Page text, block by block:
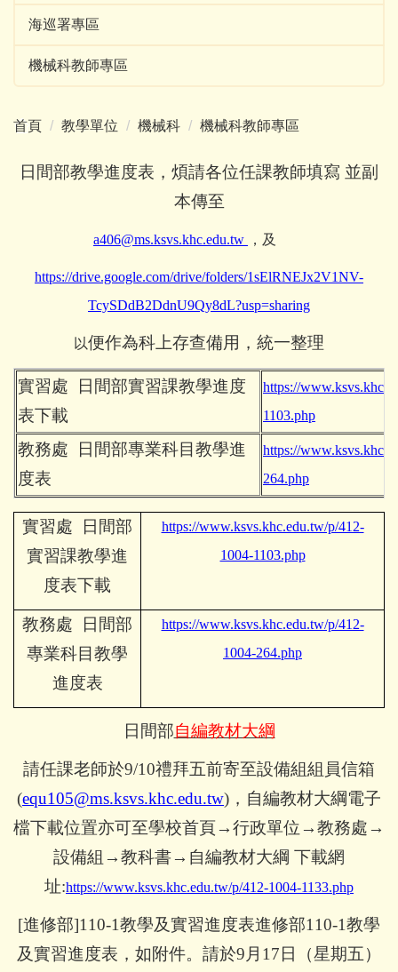
海巡署專區
機械科教師專區
首頁 教學單位 機械科 機械科教師專區
日間部教學進度表，煩請各位任課教師填寫 並副
本傳至
a406@ms.ksvs.khc.edu.tw ，及
https://drive.google.com/drive/folders/1sElRNEJx2V1NV-
TcySDdB2DdnU9Qy8dL?usp=sharing
以便作為科上存查備用，統一整理
實習處 日間部實習課教學進度
表下載
https://
1103.php
教務處 日間部專業科目教學進
度表
https://
264.php
實習處 日間部
實習課教學進
度表下載
https://www.ksvs.khc.edu.tw/p/412-
1004-1103.php
教務處 日間部
專業科目教學
進度表
https://www.ksvs.khc.edu.tw/p/412-
1004-264.php
日間部自編教材大綱
請任課老師於9/10禮拜五前寄至設備組組員信箱
(equ105@ms.ksvs.khc.edu.tw) ，自編教材大綱電子
檔下載位置亦可至學校首頁→行政單位→教務處→
設備組→教科書→自編教材大綱 下載網
址:https://www.ksvs.khc.edu.tw/p/412-1004-1133.php
[進修部]110-1教學及實習進度表進修部110-1教學
及實習進度表，如附件。請於9月17日（星期五）